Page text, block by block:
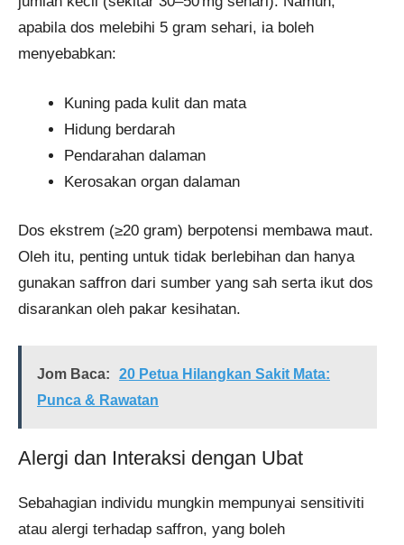
apabila dos melebihi 5 gram sehari, ia boleh
menyebabkan:
Kuning pada kulit dan mata
Hidung berdarah
Pendarahan dalaman
Kerosakan organ dalaman
Dos ekstrem (≥20 gram) berpotensi membawa maut.
Oleh itu, penting untuk tidak berlebihan dan hanya
gunakan saffron dari sumber yang sah serta ikut dos
disarankan oleh pakar kesihatan.
Jom Baca:
20 Petua Hilangkan Sakit Mata:
Punca & Rawatan
Alergi dan Interaksi dengan Ubat
Sebahagian individu mungkin mempunyai sensitiviti
atau alergi terhadap saffron, yang boleh